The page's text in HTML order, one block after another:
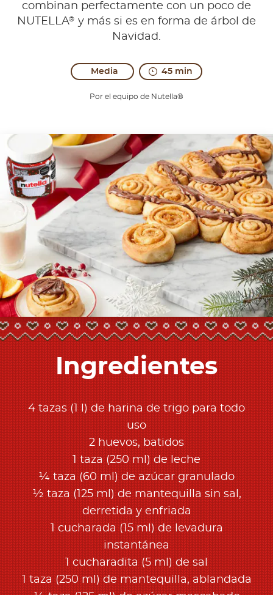
combinan perfectamente con un poco de
NUTELLA® y más si es en forma de árbol de
Navidad.
Media 45 min
Por el equipo de Nutella®
Ingredientes
4 tazas (1 l) de harina de trigo para todo
uso
2 huevos, batidos
1 taza (250 ml) de leche
¼ taza (60 ml) de azúcar granulado
½ taza (125 ml) de mantequilla sin sal,
derretida y enfriada
1 cucharada (15 ml) de levadura
instantánea
1 cucharadita (5 ml) de sal
1 taza (250 ml) de mantequilla, ablandada